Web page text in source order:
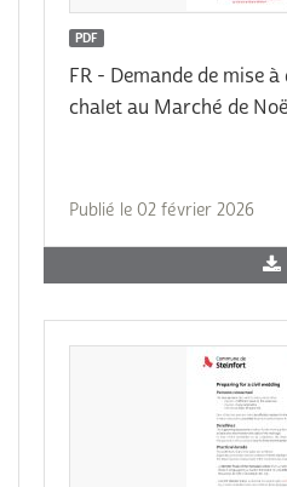
PDF
FR - Demande de mise
chalet au Marché de
Publié le 02 février 2026